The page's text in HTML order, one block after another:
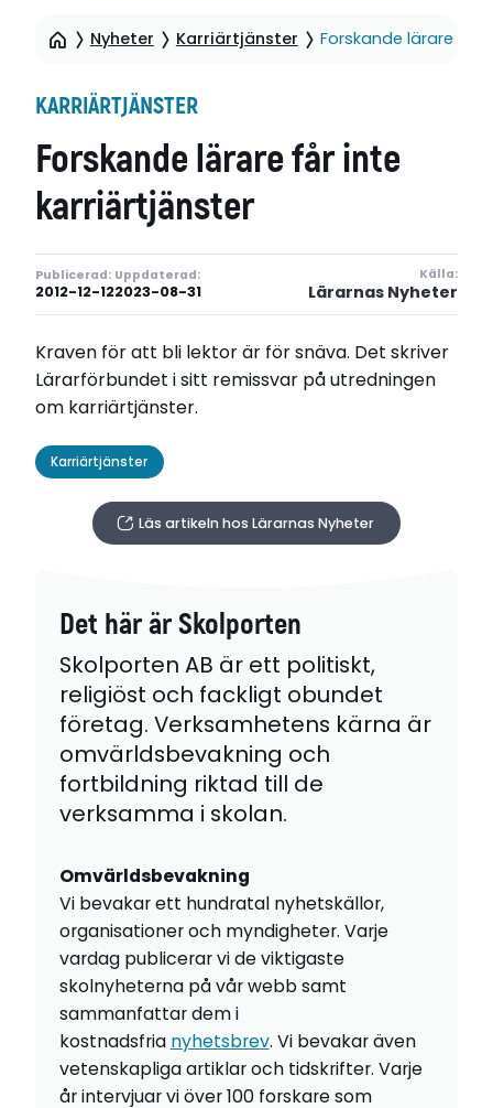
Nyheter Karriärtjänster Forskande lärare får
KARRIÄRTJÄNSTER
Forskande lärare får inte
karriärtjänster
Publicerad:
2012-12-12
Uppdaterad:
2023-08-31
Källa:
Lärarnas Nyheter
Kraven för att bli lektor är för snäva. Det skriver
Lärarförbundet i sitt remissvar på utredningen
om karriärtjänster.
Karriärtjänster
Läs artikeln hos Lärarnas Nyheter
Det här är Skolporten
Skolporten AB är ett politiskt,
religiöst och fackligt obundet
företag. Verksamhetens kärna är
omvärldsbevakning och
fortbildning riktad till de
verksamma i skolan.
Omvärldsbevakning
Vi bevakar ett hundratal nyhetskällor,
organisationer och myndigheter. Varje
vardag publicerar vi de viktigaste
skolnyheterna på vår webb samt
sammanfattar dem i
kostnadsfria nyhetsbrev. Vi bevakar även
vetenskapliga artiklar och tidskrifter. Varje
år intervjuar vi över 100 forskare som